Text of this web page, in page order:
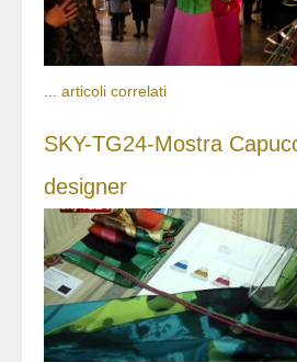
articoli correlati
SKY-TG24-Mostra
designer